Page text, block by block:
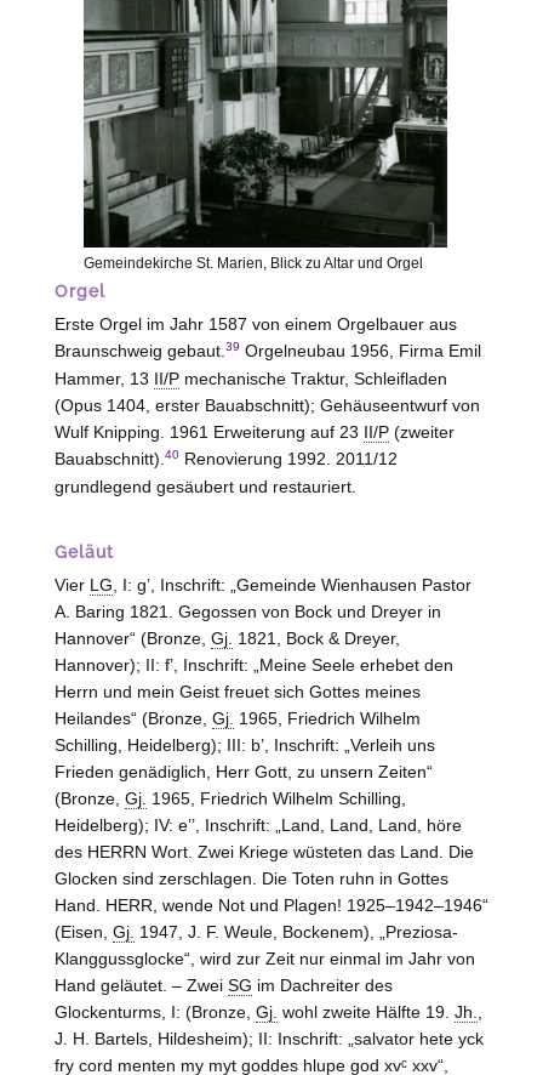
Gemeindekirche St. Marien, Blick zu Altar und Orgel
Orgel
Erste Orgel im Jahr 1587 von einem Orgelbauer aus
Braunschweig gebaut.39 Orgelneubau 1956, Firma Emil
Hammer, 13 II/Pmechanische Traktur, Schleifladen
(Opus 1404, erster Bauabschnitt); Gehäuseentwurf von
Wulf Knipping. 1961 Erweiterung auf 23 II/P(zweiter
Bauabschnitt).40Renovierung 1992. 2011/12
grundlegend gesäubert und restauriert.
Geläut
Vier LG, I: g’, Inschrift: „Gemeinde Wienhausen Pastor
A. Baring 1821. Gegossen von Bock und Dreyer in
Hannover“ (Bronze, Gj. 1821, Bock & Dreyer,
Hannover); II: f’, Inschrift: „MeineSeele erhebet den
Herrn und mein Geist freuet sich Gottes meines
Heilandes“ (Bronze, Gj. 1965, Friedrich Wilhelm
Schilling, Heidelberg); III: b’, Inschrift: „Verleih uns
Frieden genädiglich, Herr Gott, zu unsern Zeiten“
(Bronze, Gj. 1965, Friedrich Wilhelm Schilling,
Heidelberg); IV: e’’, Inschrift: „Land, Land, Land, höre
des HERRN Wort. Zwei Kriege wüsteten das Land. Die
Glocken sind zerschlagen. Die Toten ruhn in Gottes
Hand. HERR, wende Not und Plagen! 1925–1942–1946“
(Eisen, Gj. 1947, J. F. Weule, Bockenem), „Preziosa-
Klanggussglocke“, wird zur Zeit nur einmal im Jahr von
Hand geläutet. – Zwei SG im Dachreiter des
Glockenturms, I: (Bronze, Gj. wohl zweite Hälfte 19. Jh.,
J. H. Bartels, Hildesheim); II: Inschrift: „salvator hete yck
fry cord menten my myt goddes hlupe god xvᶜ xxv“,